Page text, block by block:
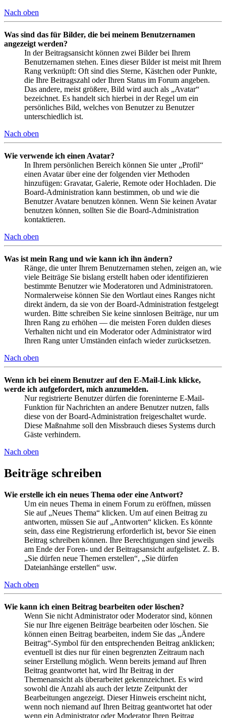
Nach oben
Was sind das für Bilder, die bei meinem Benutzernamen
angezeigt werden?
In der Beitragsansicht können zwei Bilder bei Ihrem
Benutzernamen stehen. Eines dieser Bilder ist meist mit Ihrem
Rang verknüpft: Oft sind dies Sterne, Kästchen oder Punkte,
die Ihre Beitragszahl oder Ihren Status im Forum angeben.
Das andere, meist größere, Bild wird auch als „Avatar“
bezeichnet. Es handelt sich hierbei in der Regel um ein
persönliches Bild, welches von Benutzer zu Benutzer
unterschiedlich ist.
Nach oben
Wie verwende ich einen Avatar?
In Ihrem persönlichen Bereich können Sie unter „Profil“
einen Avatar über eine der folgenden vier Methoden
hinzufügen: Gravatar, Galerie, Remote oder Hochladen. Die
Board-Administration kann bestimmen, ob und wie die
Benutzer Avatare benutzen können. Wenn Sie keinen Avatar
benutzen können, sollten Sie die Board-Administration
kontaktieren.
Nach oben
Was ist mein Rang und wie kann ich ihn ändern?
Ränge, die unter Ihrem Benutzernamen stehen, zeigen an, wie
viele Beiträge Sie bislang erstellt haben oder identifizieren
bestimmte Benutzer wie Moderatoren und Administratoren.
Normalerweise können Sie den Wortlaut eines Ranges nicht
direkt ändern, da sie von der Board-Administration festgelegt
wurden. Bitte schreiben Sie keine sinnlosen Beiträge, nur um
Ihren Rang zu erhöhen — die meisten Foren dulden dieses
Verhalten nicht und ein Moderator oder Administrator wird
Ihren Rang unter Umständen einfach wieder zurücksetzen.
Nach oben
Wenn ich bei einem Benutzer auf den E-Mail-Link klicke,
werde ich aufgefordert, mich anzumelden.
Nur registrierte Benutzer dürfen die foreninterne E-Mail-
Funktion für Nachrichten an andere Benutzer nutzen, falls
diese von der Board-Administration freigeschaltet wurde.
Diese Maßnahme soll den Missbrauch dieses Systems durch
Gäste verhindern.
Nach oben
Beiträge schreiben
Wie erstelle ich ein neues Thema oder eine Antwort?
Um ein neues Thema in einem Forum zu eröffnen, müssen
Sie auf „Neues Thema“ klicken. Um auf einen Beitrag zu
antworten, müssen Sie auf „Antworten“ klicken. Es könnte
sein, dass eine Registrierung erforderlich ist, bevor Sie einen
Beitrag schreiben können. Ihre Berechtigungen sind jeweils
am Ende der Foren- und der Beitragsansicht aufgelistet. Z. B.
„Sie dürfen neue Themen erstellen“, „Sie dürfen
Dateianhänge erstellen“ usw.
Nach oben
Wie kann ich einen Beitrag bearbeiten oder löschen?
Wenn Sie nicht Administrator oder Moderator sind, können
Sie nur Ihre eigenen Beiträge bearbeiten oder löschen. Sie
können einen Beitrag bearbeiten, indem Sie das „Ändere
Beitrag“-Symbol für den entsprechenden Beitrag anklicken;
eventuell ist dies nur für einen begrenzten Zeitraum nach
seiner Erstellung möglich. Wenn bereits jemand auf Ihren
Beitrag geantwortet hat, wird Ihr Beitrag in der
Themenansicht als überarbeitet gekennzeichnet. Es wird
sowohl die Anzahl als auch der letzte Zeitpunkt der
Bearbeitungen angezeigt. Dieser Hinweis erscheint nicht,
wenn noch niemand auf Ihren Beitrag geantwortet hat oder
wenn ein Administrator oder Moderator Ihren Beitrag